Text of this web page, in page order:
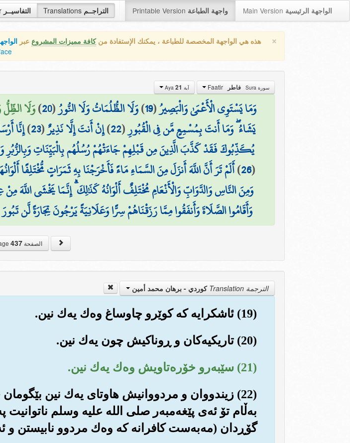
التفاسيــر Translations التراجــم Printable Version واجهة الطباعة Main Version الواجهة الرئيسية
× هذه هي الواجهة المخصصة للطباعة ، يمكنك الإستفادة منكافة مميزات المشروع عبر
سورة Sura فاطر آية Aya 21
وَمَا يَسْتَوِي الْأَعْمَىٰ وَالْبَصِيرُ(
19
)وَلَا الظُّلُمَاتُ وَلَا النُّورُ(
20
)وَلَا الظِّلُّ
يَشَاءُ ۖ وَمَا أَنتَ بِمُسْمِعٍ مَّن فِي الْقُبُورِ(
22
)إِنْ أَنتَ إِلَّا نَذِيرٌ(
23
)إِنَّا
يُكَذِّبُوكَ فَقَدْ كَذَّبَ الَّذِينَ مِن قَبْلِهِمْ جَاءَتْهُمْ رُسُلُهُم بِالْبَيِّنَاتِ وَبِالزُّبُرِ
(
26
)أَلَمْ تَرَ أَنَّ اللَّهَ أَنزَلَ مِنَ السَّمَاءِ مَاءً فَأَخْرَجْنَا بِهِ ثَمَرَاتٍ مُّخْتَلِفًا
وَمِنَ النَّاسِ وَالدَّوَابِّ وَالْأَنْعَامِ مُخْتَلِفٌ أَلْوَانُهُ كَذَٰلِكَ ۗ إِنَّمَا يَخْشَى اللَّهَ مِنْ
وَأَقَامُوا الصَّلَاةَ وَأَنفَقُوا مِمَّا رَزَقْنَاهُمْ سِرًّا وَعَلَانِيَةً يَرْجُونَ تِجَارَةً لَّن تَبُورَ
الصفحة Page437
الترجمة Translation كوردي - برهان محمد أمين
(19) ئاشکرایه که کوێرو چاوساغ وه‌ك یه‌ك نین.
(20) تاریکیه‌کان و ڕوناکیش چون یه‌ك نین.
(21) سێبه‌رو خۆره‌تاویش وه‌ك یه‌ك نین.
(22) زیندووان و مردووانیش هاوتای یه‌ك نین
به‌ڵام تۆ ئه‌ی پێغه‌مبه‌ر صلی الله علیه وسلم
گۆڕدان (مه‌به‌ست کافرانه که وه‌ك مردوو نابیستن